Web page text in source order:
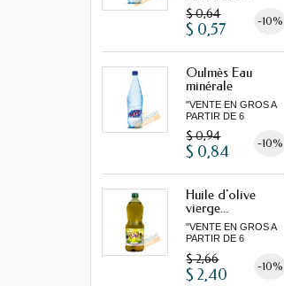
$ 0,64 -10%
$ 0,57
Oulmès Eau
minérale
gazeuse...
"VENTE EN GROS A
PARTIR DE 6
$ 0,94 -10%
$ 0,84
Huile d'olive
vierge...
"VENTE EN GROS A
PARTIR DE 6
$ 2,66 -10%
$ 2,40